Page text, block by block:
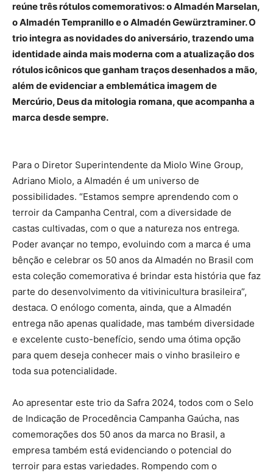
reúne três rótulos comemorativos: o Almadén Marselan,
o Almadén Tempranillo e o Almadén Gewürztraminer. O
trio integra as novidades do aniversário, trazendo uma
identidade ainda mais moderna com a atualização dos
rótulos icônicos que ganham traços desenhados a mão,
além de evidenciar a emblemática imagem de
Mercúrio, Deus da mitologia romana, que acompanha a
marca desde sempre.
Para o Diretor Superintendente da Miolo Wine Group,
Adriano Miolo, a Almadén é um universo de
possibilidades. “Estamos sempre aprendendo com o
terroir da Campanha Central, com a diversidade de
castas cultivadas, com o que a natureza nos entrega.
Poder avançar no tempo, evoluindo com a marca é uma
bênção e celebrar os 50 anos da Almadén no Brasil com
esta coleção comemorativa é brindar esta história que faz
parte do desenvolvimento da vitivinicultura brasileira”,
destaca. O enólogo comenta, ainda, que a Almadén
entrega não apenas qualidade, mas também diversidade
e excelente custo-benefício, sendo uma ótima opção
para quem deseja conhecer mais o vinho brasileiro e
toda sua potencialidade.
Ao apresentar este trio da Safra 2024, todos com o Selo
de Indicação de Procedência Campanha Gaúcha, nas
comemorações dos 50 anos da marca no Brasil, a
empresa também está evidenciando o potencial do
terroir para estas variedades. Rompendo com o